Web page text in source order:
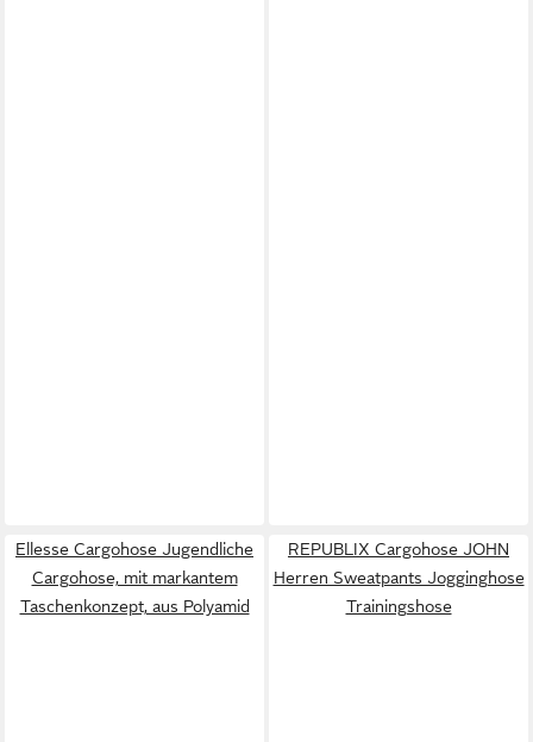
Ellesse Cargohose Jugendliche
Cargohose, mit markantem
Taschenkonzept, aus Polyamid
REPUBLIX Cargohose JOHN
Herren Sweatpants Jogginghose
Trainingshose